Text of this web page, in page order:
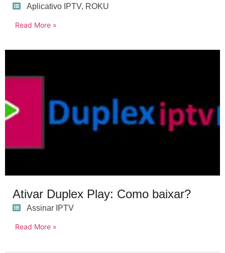
Aplicativo IPTV, ROKU
Read More »
Ativar Duplex Play: Como baixar?
Assinar IPTV
Read More »